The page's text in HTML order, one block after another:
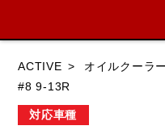
ACTIVE
オイルクーラ
#8 9-13R
対応車種